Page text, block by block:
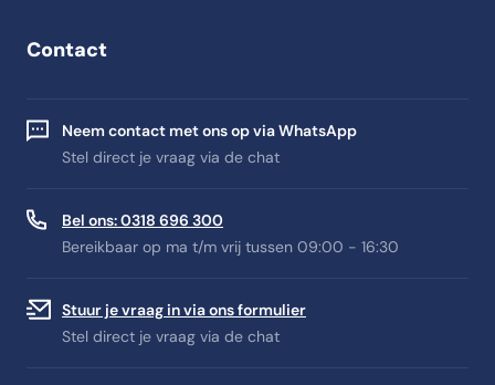
Contact
Neem contact met ons op via WhatsApp
Stel direct je vraag via de chat
Bel ons: 0318 696 300
Bereikbaar op ma t/m vrij tussen 09:00 - 16:30
Stuur je vraag in via ons formulier
Stel direct je vraag via de chat